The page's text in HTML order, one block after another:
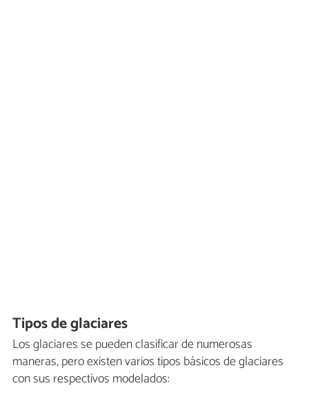
Tipos de glaciares
Los glaciares se pueden clasificar de numerosas
maneras, pero existen varios tipos básicos de glaciares
con sus respectivos modelados: